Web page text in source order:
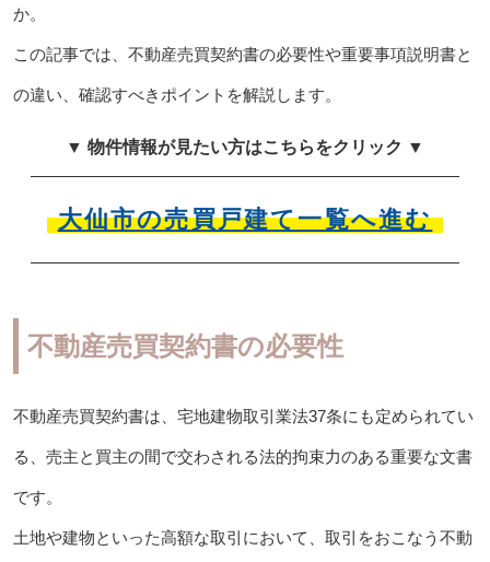
か。
この記事では、不動産売買契約書の必要性や重要事項説明書と
の違い、確認すべきポイントを解説します。
▼ 物件情報が見たい方はこちらをクリック ▼
大仙市の売買戸建て一覧へ進む
不動産売買契約書の必要性
不動産売買契約書は、宅地建物取引業法37条にも定められてい
る、売主と買主の間で交わされる法的拘束力のある重要な文書
です。
土地や建物といった高額な取引において、取引をおこなう不動